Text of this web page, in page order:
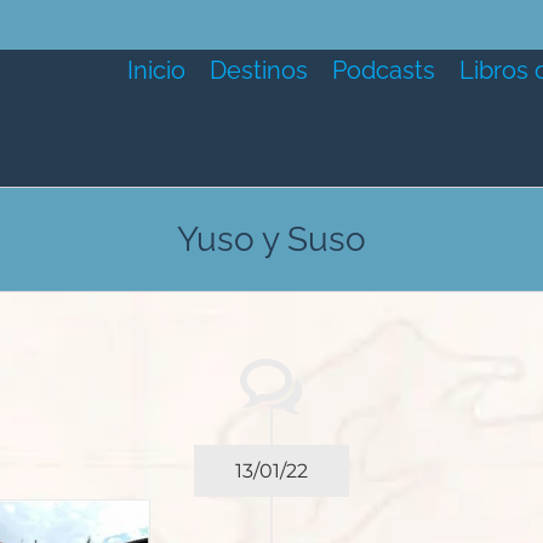
Inicio Destinos Podcasts Libros
Yuso y Suso
13/01/22